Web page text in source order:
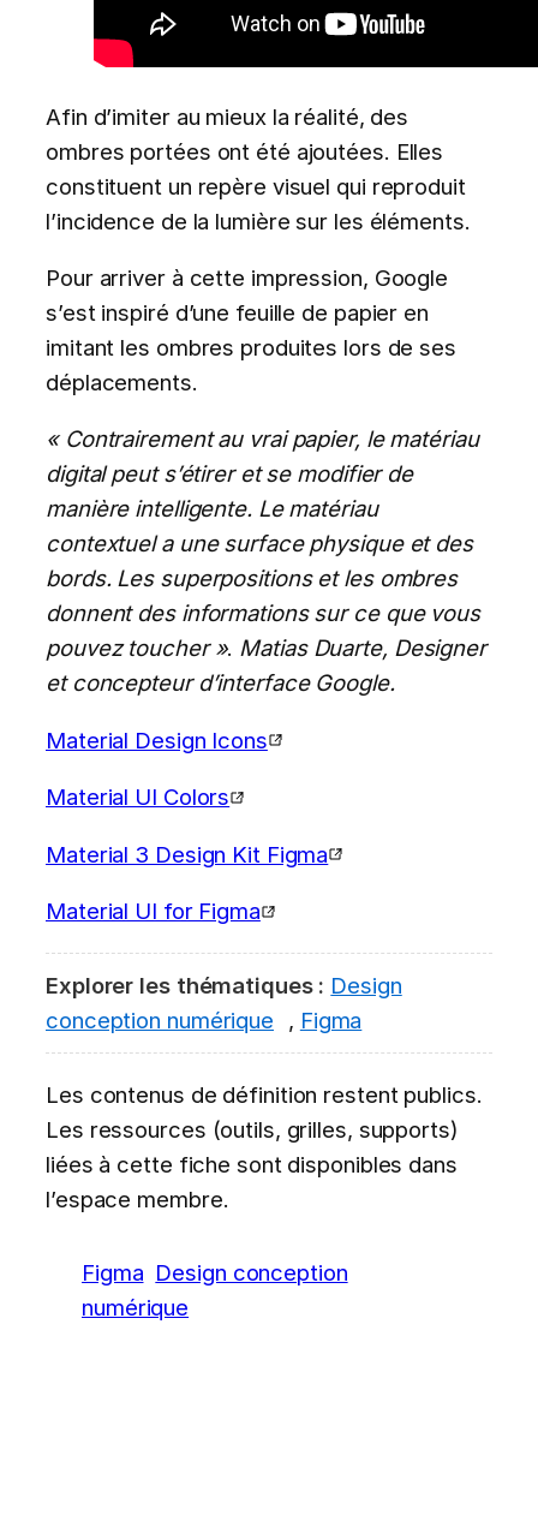
Afin d’imiter au mieux la réalité, des
ombres portées ont été ajoutées. Elles
constituent un repère visuel qui reproduit
l’incidence de la lumière sur les éléments.
Pour arriver à cette impression, Google
s’est inspiré d’une feuille de papier en
imitant les ombres produites lors de ses
déplacements.
« Contrairement au vrai papier, le matériau
digital peut s’étirer et se modifier de
manière intelligente. Le matériau
contextuel a une surface physique et des
bords. Les superpositions et les ombres
donnent des informations sur ce que vous
pouvez toucher ». Matias Duarte, Designer
et concepteur d’interface Google.
Material Design Icons
Material UI Colors
Material 3 Design Kit Figma
Material UI for Figma
Explorer les thématiques : Design
conception numérique
, Figma
Les contenus de définition restent publics.
Les ressources (outils, grilles, supports)
liées à cette fiche sont disponibles dans
l’espace membre.
Figma Design conception
numérique